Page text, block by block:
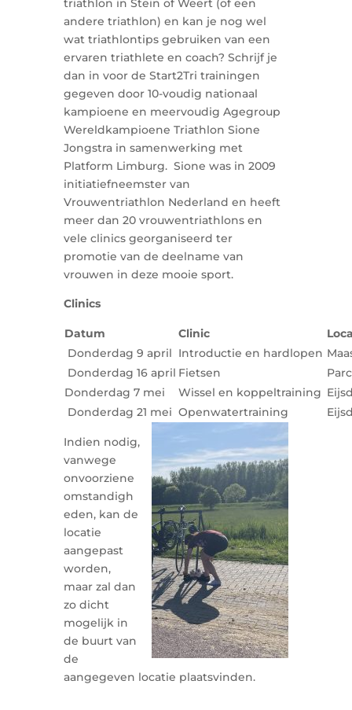
triathlon in Stein of Weert (of een
andere triathlon) en kan je nog wel
wat triathlontips gebruiken van een
ervaren triathlete en coach? Schrijf je
dan in voor de Start2Tri trainingen
gegeven door 10-voudig nationaal
kampioene en meervoudig Agegroup
Wereldkampioene Triathlon Sione
Jongstra in samenwerking met
Platform Limburg. Sione was in 2009
initiatiefneemster van
Vrouwentriathlon Nederland en heeft
meer dan 20 vrouwentriathlons en
vele clinics georganiseerd ter
promotie van de deelname van
vrouwen in deze mooie sport.
Clinics
Datum Clinic
Donderdag 9 april Introductie en hardlopen
Donderdag 16 april Fietsen
Donderdag 7 mei
Wissel en koppeltraining
Donderdag 21 mei Openwatertraining
Indien nodig,
vanwege
onvoorziene
omstandigh
eden, kan de
locatie
aangepast
worden,
maar zal dan
zo dicht
mogelijk in
de buurt van
de
aangegeven locatie plaatsvinden.